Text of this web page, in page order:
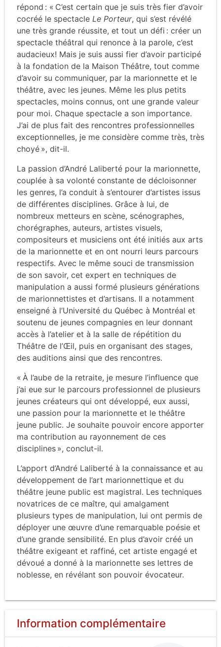
répond : « C’est certain que je suis très fier d’avoir
cocréé le spectacle Le Porteur, qui s’est révélé
une très grande réussite, et tout un défi : créer un
spectacle théâtral qui renonce à la parole, c’est
audacieux! Mais je suis aussi fier d’avoir participé
à la fondation de la Maison Théâtre, tout comme
d’avoir su communiquer, par la marionnette et le
théâtre, avec les jeunes. Même les plus petits
spectacles, moins connus, ont une grande valeur
pour moi. Chaque spectacle a son importance.
J’ai de plus fait des rencontres professionnelles
exceptionnelles, je me considère comme très, très
choyé », dit-il.
La passion d’André Laliberté pour la marionnette,
couplée à sa volonté constante de décloisonner
les genres, l’a conduit à s’entourer d’artistes issus
de différentes disciplines. Grâce à lui, de
nombreux metteurs en scène, scénographes,
chorégraphes, auteurs, artistes visuels,
compositeurs et musiciens ont été initiés aux arts
de la marionnette et en ont nourri leurs parcours
respectifs. Avec le même souci de transmission
de son savoir, cet expert en techniques de
manipulation a aussi formé plusieurs générations
de marionnettistes et d’artisans. Il a notamment
enseigné à l’Université du Québec à Montréal et
soutenu de jeunes compagnies en leur donnant
accès à l’atelier et à la salle de répétition du
Théâtre de l’Œil, puis en organisant des stages,
des auditions ainsi que des rencontres.
« À l’aube de la retraite, je mesure l’influence que
j’ai eue sur le parcours professionnel de plusieurs
jeunes créateurs qui ont développé, eux aussi,
une passion pour la marionnette et le théâtre
jeune public. Je souhaite pouvoir encore apporter
ma contribution au rayonnement de ces
disciplines », conclut-il.
L’apport d’André Laliberté à la connaissance et au
développement de l’art marionnettique et du
théâtre jeune public est magistral. Les techniques
novatrices de ce maître, qui amalgament
plusieurs types de manipulation, lui ont permis de
déployer une œuvre d’une remarquable poésie et
d’une grande sensibilité. En plus d’avoir créé un
théâtre exigeant et raffiné, cet artiste engagé et
dévoué a donné à la marionnette ses lettres de
noblesse, en révélant son pouvoir évocateur.
Information complémentaire